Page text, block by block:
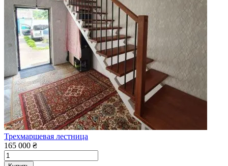
Трехмаршевая лестница
165 000 ₴